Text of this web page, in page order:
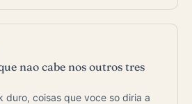
nao cabe nos outros tres
duro, coisas que voce so diria a